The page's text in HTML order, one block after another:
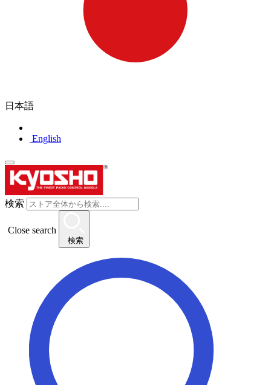
日本語
English
検索
Close search
検索